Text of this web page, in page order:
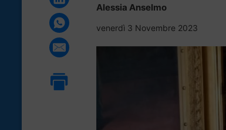
Alessia Anselmo
venerdì 3 Novembre 2023